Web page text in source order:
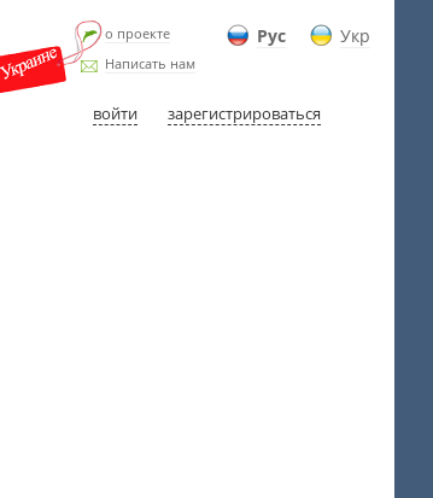
Рус Укр
о проекте
Написать нам
войти зарегистрироваться